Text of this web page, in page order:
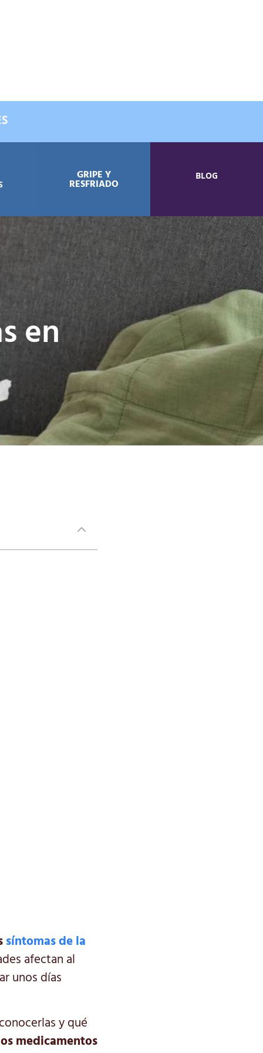
GRIPE Y
RESFRIADO
BLOG
en
síntomas de la
afectan al
unos días
y qué
medicamentos